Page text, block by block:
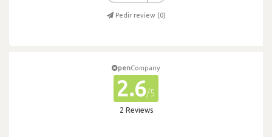
Pedir review (0)
penCompany
2.6/5
2 Reviews